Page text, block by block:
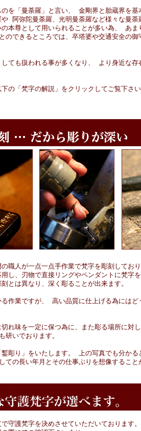
を「曼荼羅」と言い、 金剛界と胎蔵界を基
阿弥陀曼荼羅、光明曼荼羅など様々な曼荼
本尊として用いられることが多い為、 あま
のできるところでは、卒塔婆や交通安全の御
ても扱われる事が多くなり、 より身近な存
の「梵字の解説」をクリックしてご覧下さい
職人が一点一点手作業で梵字を彫刻しており
し、刃物で直接リングやペンダントに梵字を
とは異なり、深く彫ることが出来ます。
作業ですが、 高い品質に仕上げる為にはど
れ味を一定に保つ為に、また彫る場所に対
研いでおります。
彫り」をいたします。 上の写真でも分かる
の長い年月とその仕事ぶりを想像すること
守護梵字を決めさせていただいております。